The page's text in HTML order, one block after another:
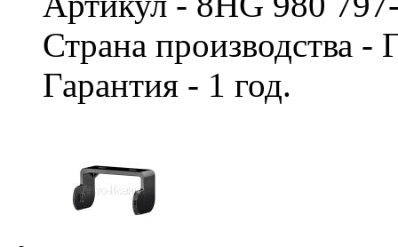
Страна производства
Гарантия - 1 год.